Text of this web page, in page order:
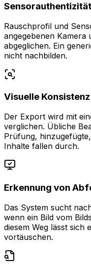
Sensorauthentizität
Rauschprofil und
angegebenen Kamera
abgeglichen. Ein
nicht nachbilden.
Visuelle Konsistenz
Der Export wird mit
verglichen. Übliche
Prüfung,
Inhalte fallen durch.
Erkennung von
Das System sucht
wenn ein Bild vom
diesem Weg lässt sich
vortäuschen.